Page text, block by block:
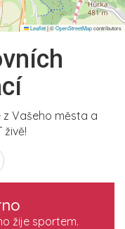
Leaflet|©OpenStreetMapcontributors
Vašeho města a
živě!
žije sportem.